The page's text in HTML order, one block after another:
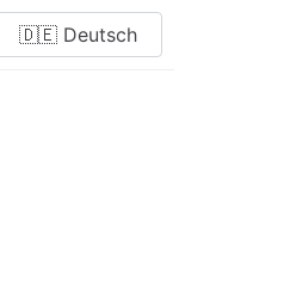
🇩🇪 Deutsch